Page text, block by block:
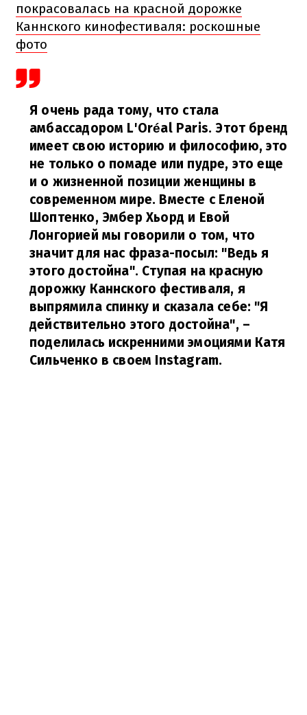
покрасовалась на красной дорожке
Каннского кинофестиваля: роскошные
фото
Я очень рада тому, что стала
амбассадором L'Oréal Paris. Этот бренд
имеет свою историю и философию, это
не только о помаде или пудре, это еще
и о жизненной позиции женщины в
современном мире. Вместе с Еленой
Шоптенко, Эмбер Хьорд и Евой
Лонгорией мы говорили о том, что
значит для нас фраза-посыл: "Ведь я
этого достойна". Ступая на красную
дорожку Каннского фестиваля, я
выпрямила спинку и сказала себе: "Я
действительно этого достойна", –
поделилась искренними эмоциями Катя
Сильченко в своем Instagram.